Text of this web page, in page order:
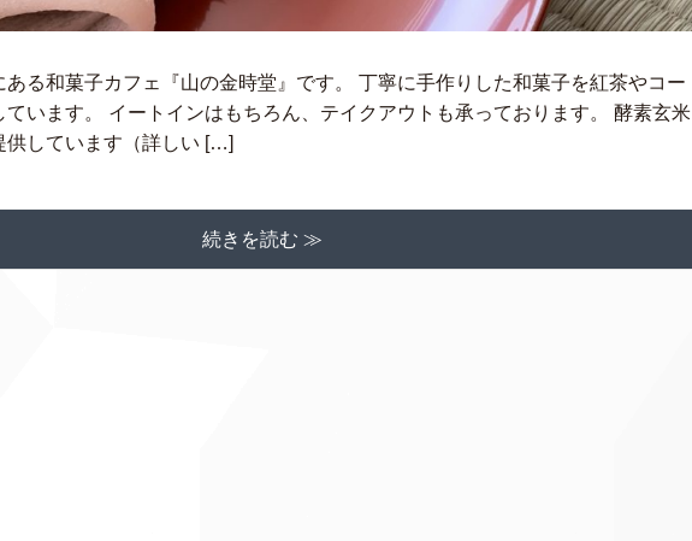
ある和菓子カフェ『山の金時堂』です。 丁寧に手作りした和菓子を紅茶やコー
ています。 イートインはもちろん、テイクアウトも承っております。 酵素玄米
供しています（詳しい […]
続きを読む ≫